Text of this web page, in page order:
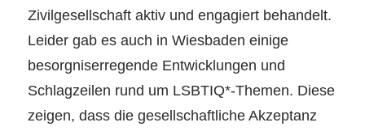
Zivilgesellschaft aktiv und engagiert behandelt.
Leider gab es auch in Wiesbaden einige
besorgniserregende Entwicklungen und
Schlagzeilen rund um LSBTIQ*-Themen. Diese
zeigen, dass die gesellschaftliche Akzeptanz